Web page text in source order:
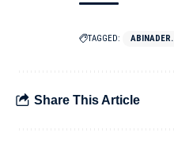
TAGGED: ABINADER.
Share This Article